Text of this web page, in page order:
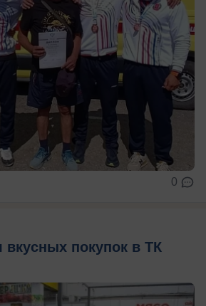
0
вкусных покупок в ТК